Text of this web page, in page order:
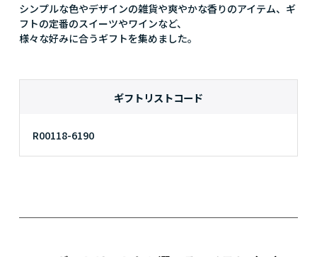
シンプルな色やデザインの雑貨や爽やかな香りのアイテム、ギ
フトの定番のスイーツやワインなど、
様々な好みに合うギフトを集めました。
ギフトリストコード
R00118-6190